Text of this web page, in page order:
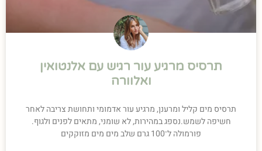
תרסיס מרגיע עור רגיש עם אלנטואין
ואלוורה
תרסיס מים קליל ומרענן, מרגיע עור אדמומי ותחושת צריבה לאחר
חשיפה לשמש.נספג במהירות, לא שומני, מתאים לפנים ולגוף.
פורמולה ל־100 גרם שלב מים מים מזוקקים